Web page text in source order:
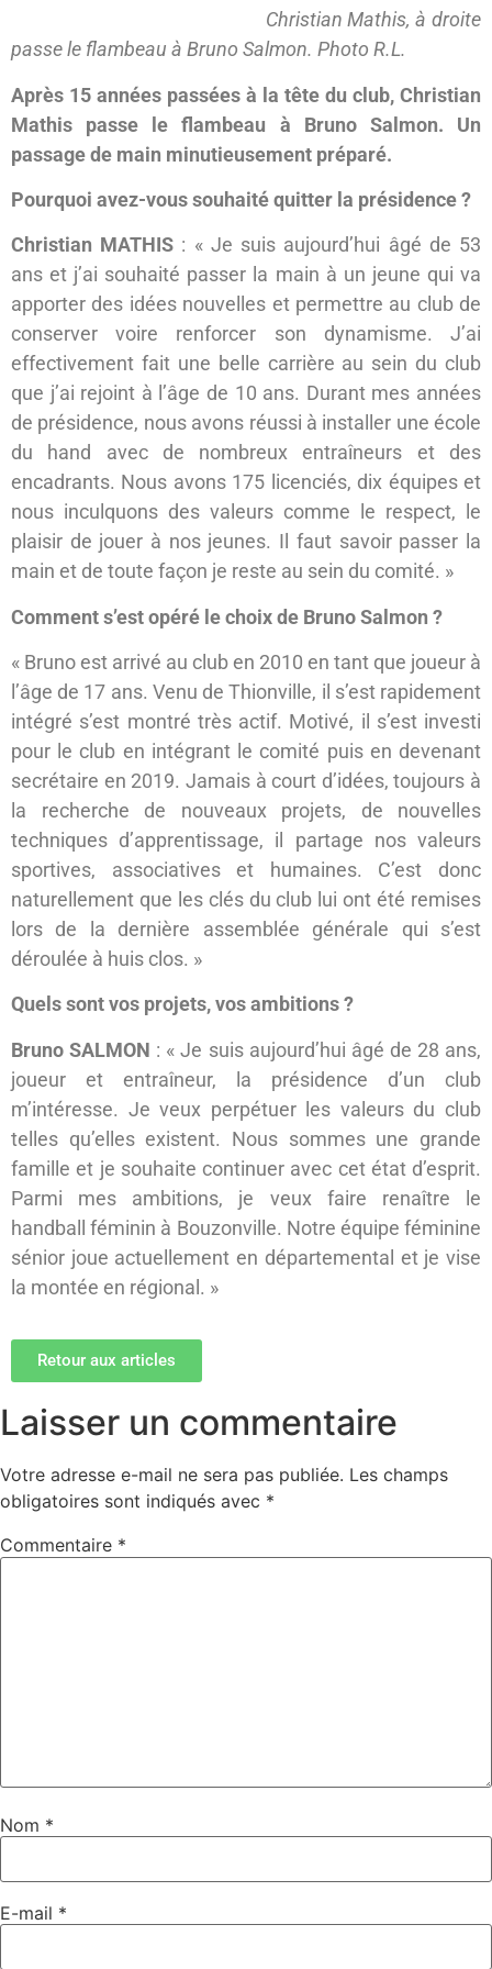
Christian Mathis, à droite
passe le flambeau à Bruno Salmon. Photo R.L.
Après 15 années passées à la tête du club, Christian
Mathis passe le flambeau à Bruno Salmon. Un
passage de main minutieusement préparé.
Pourquoi avez-vous souhaité quitter la présidence ?
Christian MATHIS : « Je suis aujourd’hui âgé de 53
ans et j’ai souhaité passer la main à un jeune qui va
apporter des idées nouvelles et permettre au club de
conserver voire renforcer son dynamisme. J’ai
effectivement fait une belle carrière au sein du club
que j’ai rejoint à l’âge de 10 ans. Durant mes années
de présidence, nous avons réussi à installer une école
du hand avec de nombreux entraîneurs et des
encadrants. Nous avons 175 licenciés, dix équipes et
nous inculquons des valeurs comme le respect, le
plaisir de jouer à nos jeunes. Il faut savoir passer la
main et de toute façon je reste au sein du comité. »
Comment s’est opéré le choix de Bruno Salmon ?
« Bruno est arrivé au club en 2010 en tant que joueur à
l’âge de 17 ans. Venu de Thionville, il s’est rapidement
intégré s’est montré très actif. Motivé, il s’est investi
pour le club en intégrant le comité puis en devenant
secrétaire en 2019. Jamais à court d’idées, toujours à
la recherche de nouveaux projets, de nouvelles
techniques d’apprentissage, il partage nos valeurs
sportives, associatives et humaines. C’est donc
naturellement que les clés du club lui ont été remises
lors de la dernière assemblée générale qui s’est
déroulée à huis clos. »
Quels sont vos projets, vos ambitions ?
Bruno SALMON : « Je suis aujourd’hui âgé de 28 ans,
joueur et entraîneur, la présidence d’un club
m’intéresse. Je veux perpétuer les valeurs du club
telles qu’elles existent. Nous sommes une grande
famille et je souhaite continuer avec cet état d’esprit.
Parmi mes ambitions, je veux faire renaître le
handball féminin à Bouzonville. Notre équipe féminine
sénior joue actuellement en départemental et je vise
la montée en régional. »
Retour aux articles
Laisser un commentaire
Votre adresse e-mail ne sera pas publiée. Les champs
obligatoires sont indiqués avec *
Commentaire *
Nom *
E-mail *